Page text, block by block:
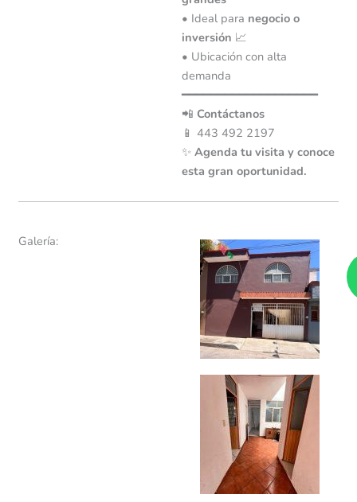
• Ideal para negocio o
inversión 📈
• Ubicación con alta
demanda
━━━━━━━━━━━━━━━━━━━
📲 Contáctanos
📱 443 492 2197
✨ Agenda tu visita y conoce
esta gran oportunidad.
Galería: